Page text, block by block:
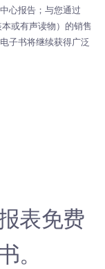
心报告；与您通过
或有声读物）的销售
子书将继续获得广泛
表免费
。